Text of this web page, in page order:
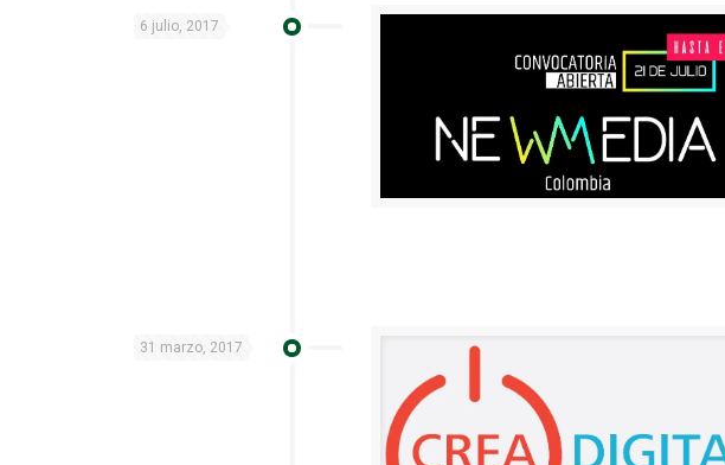
6 julio, 2017
31 marzo, 2017